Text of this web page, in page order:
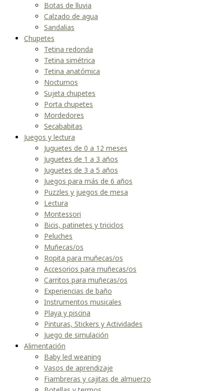
Botas de lluvia
Calzado de agua
Sandalias
Chupetes
Tetina redonda
Tetina simétrica
Tetina anatómica
Nocturnos
Sujeta chupetes
Porta chupetes
Mordedores
Secababitas
Juegos y lectura
Juguetes de 0 a 12 meses
Juguetes de 1 a 3 años
Juguetes de 3 a 5 años
Juegos para más de 6 años
Puzzles y juegos de mesa
Lectura
Montessori
Bicis, patinetes y triciclos
Peluches
Muñecas/os
Ropita para muñecas/os
Accesorios para muñecas/os
Carritos para muñecas/os
Experiencias de baño
Instrumentos musicales
Playa y piscina
Pinturas, Stickers y Actividades
Juego de simulación
Alimentación
Baby led weaning
Vasos de aprendizaje
Fiambreras y cajitas de almuerzo